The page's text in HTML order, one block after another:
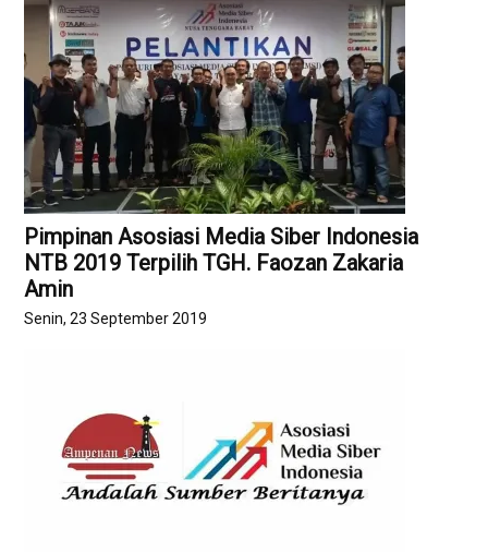
Pimpinan Asosiasi Media Siber Indonesia
NTB 2019 Terpilih TGH. Faozan Zakaria
Amin
Senin, 23 September 2019